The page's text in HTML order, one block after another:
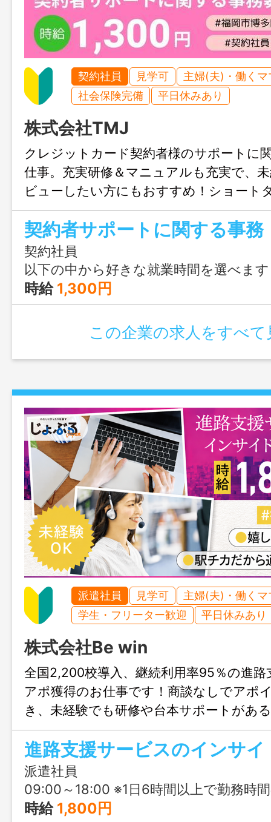
契約社員 見学可
主婦(夫)・働くマ
社会保険完備
平日休みあり
株式会社TMJ
クレジットカード契約者様のサポートに
仕事。充実研修＆マニュアルも充実で、
ビューしたい方にもおすすめ！ショート
り、家庭や子育てとの両立もしやすい環
のみも大歓迎、まずはじょぶる福岡まで
ください。
契約者サポートに関する事務
契約社員
以下の中から好きな就業時間を選べます 【フルタイム】週4日以上 09:00-17:30（休憩60分） 【ショートタイム】週3日以上 ①09:00～14:00（休憩なし） ②10:00～14:00（休憩なし） ③10:00～15:00 （休憩なし）
時給 1,300円
この企業の求人をすべて
派遣社員 見学可
主婦(夫)・働くマ
学生・フリーター歓迎
平日休みあり
株式会社Be win
全国2,200校導入、継続利用率95％の進
アポ獲得のお仕事です！商談なしでアポ
き、未経験でも研修や台本サポートがあ
トが可能♪お問合せのみも大歓迎、まずは
でお気軽にご連絡ください。
進路⽀援サービスのインサ
派遣社員
09:00～18:00 ※1⽇6時間以上で勤務時
時給 1,800円